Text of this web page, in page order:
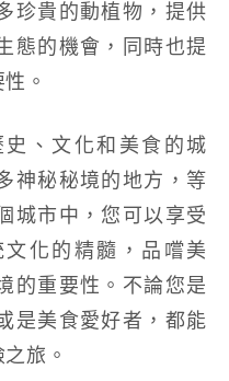
珍貴的動植物，提供
態的機會，同時也提
。
、文化和美食的城
神秘秘境的地方，等
城市中，您可以享受
化的精髓，品嚐美
的重要性。不論您是
是美食愛好者，都能
旅。